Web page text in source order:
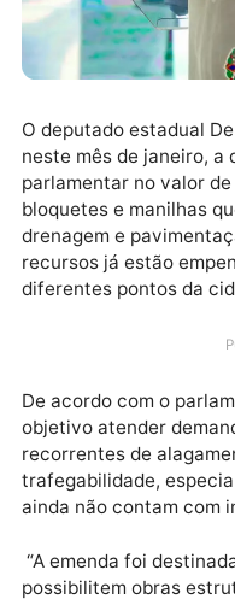
O deputado estadual
neste mês de janeiro,
parlamentar no valor
drenagem e
diferentes pontos da
objetivo atender
recorrentes de